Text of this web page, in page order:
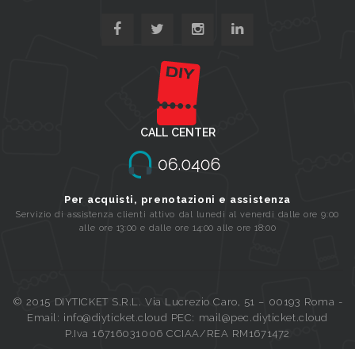
CALL CENTER
Per acquisti, prenotazioni e assistenza
Servizio di assistenza clienti attivo dal lunedi al venerdi dalle ore 9:00
alle ore 13:00 e dalle ore 14:00 alle ore 18:00
© 2015 DIYTICKET S.R.L. Via Lucrezio Caro, 51 – 00193 Roma -
Email: info@diyticket.cloud PEC: mail@pec.diyticket.cloud
P.Iva 16716031006 CCIAA/REA RM1671472